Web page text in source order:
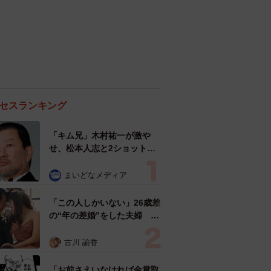
スランキング
「キム兄」木村祐一が激や
せ、松本人志と2ショット
「テキヤの兄さん」
まいどなメディア
「この人しかいない」26歳差
の“年の差婚”をした夫婦 出
た？ 今の思いを聞いた
古川 諭香